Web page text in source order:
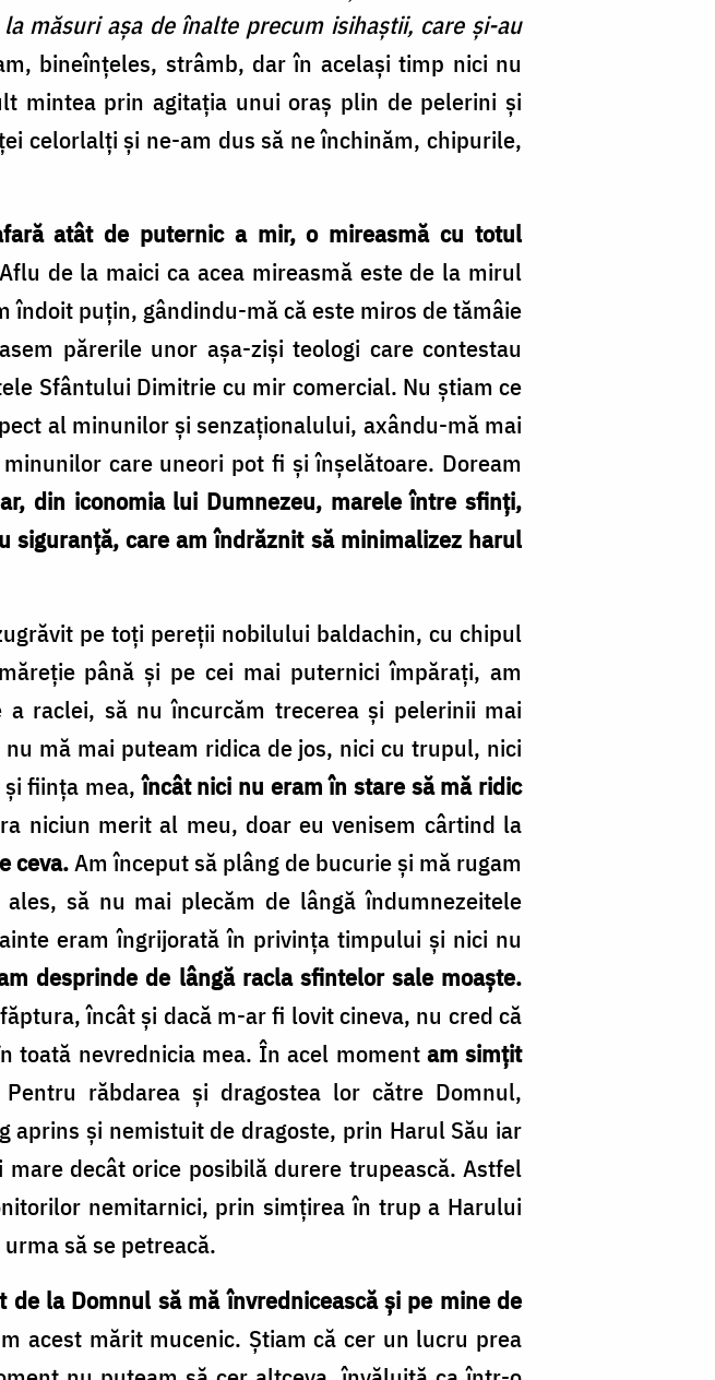
măsuri așa de înalte precum isihaștii, care și-au
bineînțeles, strâmb, dar în același timp nici nu
mintea prin agitația unui oraș plin de pelerini și
celorlalți și ne-am dus să ne închinăm, chipurile,
atât de puternic a mir, o mireasmă cu totul
de la maici ca acea mireasmă este de la mirul
puțin, gândindu-mă că este miros de tămâie
părerile unor așa-ziși teologi care contestau
Sfântului Dimitrie cu mir comercial. Nu știam ce
al minunilor și senzaționalului, axându-mă mai
care uneori pot fi și înșelătoare. Doream
din iconomia lui Dumnezeu, marele între sfinți,
siguranță, care am îndrăznit să minimalizez harul
pe toți pereții nobilului baldachin, cu chipul
până și pe cei mai puternici împărați, am
raclei, să nu încurcăm trecerea și pelerinii mai
mă mai puteam ridica de jos, nici cu trupul, nici
și ființa mea,încât nici nu eram în stare să mă ridic
niciun merit al meu, doar eu venisem cârtind la
ceva. Am început să plâng de bucurie și mă rugam
să nu mai plecăm de lângă îndumnezeitele
eram îngrijorată în privința timpului și nici nu
desprinde de lângă racla sfintelor sale moaște.
încât și dacă m-ar fi lovit cineva, nu cred că
toată nevrednicia mea. În acel moment am simțit
Pentru răbdarea și dragostea lor către Domnul,
aprins și nemistuit de dragoste, prin Harul Său iar
decât orice posibilă durere trupească. Astfel
nemitarnici, prin simțirea în trup a Harului
să se petreacă.
la Domnul să mă învrednicească și pe mine de
acest mărit mucenic. Știam că cer un lucru prea